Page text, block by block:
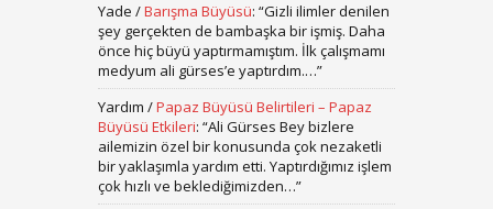
Yade /Barışma Büyüsü: “Gizli ilimler denilen
şey gerçekten de bambaşka bir işmiş. Daha
önce hiç büyü yaptırmamıştım. İlk çalışmamı
medyum ali gürses’e yaptırdım.…”
Yardım /Papaz Büyüsü Belirtileri – Papaz
Büyüsü Etkileri: “Ali Gürses Bey bizlere
ailemizin özel bir konusunda çok nezaketli
bir yaklaşımla yardım etti. Yaptırdığımız işlem
çok hızlı ve beklediğimizden…”